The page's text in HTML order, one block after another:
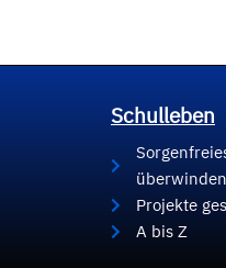
Schulleben
überwinden
Projekte
A bis Z